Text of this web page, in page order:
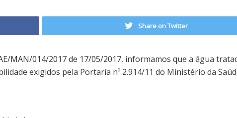
Share on Twitter
MAN/014/2017 de 17/05/2017, informamos que a água
exigidos pela Portaria nº 2.914/11 do Ministério da